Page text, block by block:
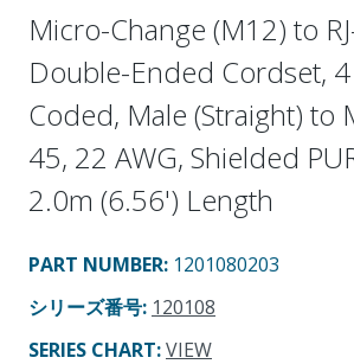
Micro-Change (M12) to
Double-Ended Cordset,
Coded, Male (Straight) to
45, 22 AWG, Shielded
2.0m (6.56') Length
PART NUMBER: 1201080203
シリーズ番号: 120108
SERIES CHART:VIEW